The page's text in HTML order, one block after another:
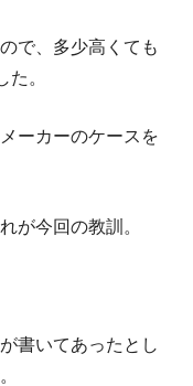
で、多少高くても
。
ーカーのケースを
が今回の教訓。
書いてあったとし